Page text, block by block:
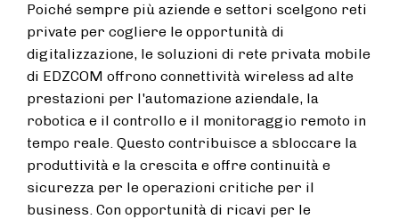
Poiché sempre più aziende e settori scelgono reti
private per cogliere le opportunità di
digitalizzazione, le soluzioni di rete privata mobile
di EDZCOM offrono connettività wireless ad alte
prestazioni per l'automazione aziendale, la
robotica e il controllo e il monitoraggio remoto in
tempo reale. Questo contribuisce a sbloccare la
produttività e la crescita e offre continuità e
sicurezza per le operazioni critiche per il
business. Con opportunità di ricavi per le